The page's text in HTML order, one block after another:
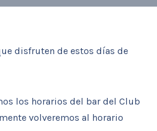
disfruten de estos días de
los horarios del bar del Club
volveremos al horario